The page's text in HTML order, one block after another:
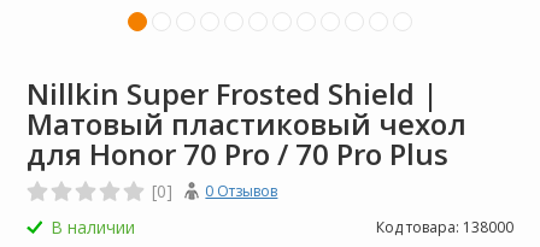
Nillkin Super Frosted Shield |
Матовый пластиковый чехол
для Honor 70 Pro / 70 Pro Plus
[0] 0 Отзывов
В наличии Код товара: 138000